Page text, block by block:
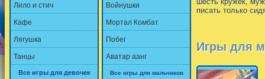
Лило и стич
Кафе
Лягушка
Танцы
Все игры для девочек
Войнушки
Мортал Комбат
Побег
Аватар аанг
Все игры для мальчиков
писать только
Игры для